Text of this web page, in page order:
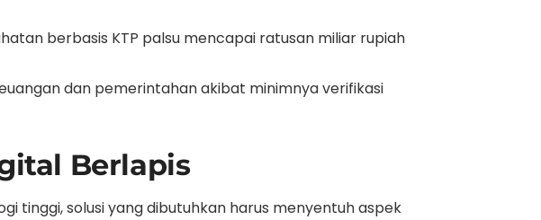
berbasis KTP palsu mencapai ratusan miliar rupiah
dan pemerintahan akibat minimnya verifikasi
Berlapis
tinggi, solusi yang dibutuhkan harus menyentuh aspek